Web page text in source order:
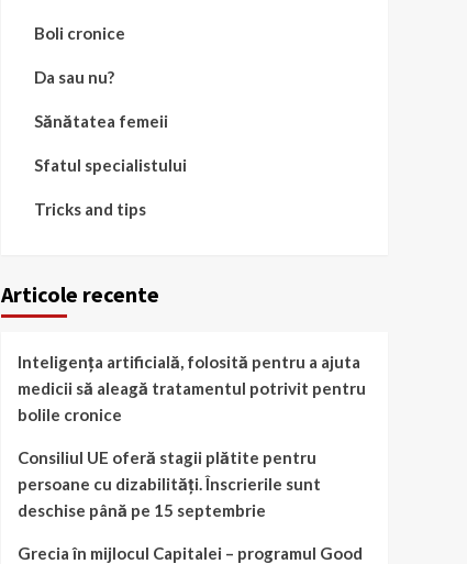
Boli cronice
Da sau nu?
Sănătatea femeii
Sfatul specialistului
Tricks and tips
Articole recente
Inteligența artificială, folosită pentru a ajuta
medicii să aleagă tratamentul potrivit pentru
bolile cronice
Consiliul UE oferă stagii plătite pentru
persoane cu dizabilități. Înscrierile sunt
deschise până pe 15 septembrie
Grecia în mijlocul Capitalei – programul Good